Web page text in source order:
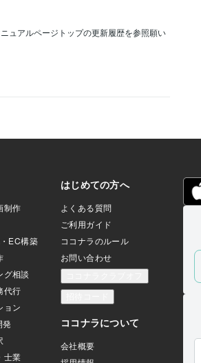
ュアルページトップの更新履歴を参照願い